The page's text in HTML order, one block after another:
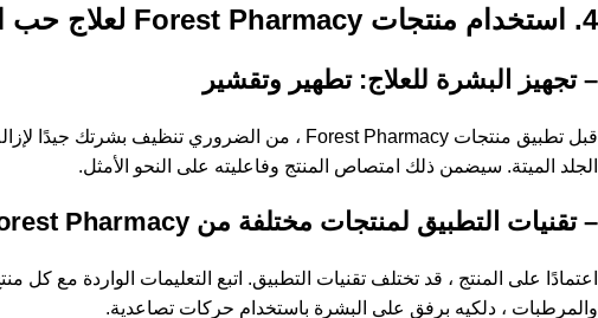
4. استخدام منتجات Forest Pharmacy لعلاج حب الشباب: دليل خطوة بخطوة
– تجهيز البشرة للعلاج: تطهير وتقشير
الجلد الميتة. سيضمن ذلك امتصاص المنتج وفاعليته على النحو الأمثل.
– تقنيات التطبيق لمنتجات مختلفة من Forest Pharmacy
والمرطبات ، دلكيه برفق على البشرة باستخدام حركات تصاعدية.